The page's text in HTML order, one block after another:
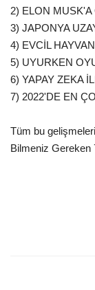
İş İlanları
Seri İlanlar
İngiltere
Videolar
2) ELON MUSK'A
3) JAPONYA
4) EVCİL
5) UYURKEN
6) YAPAY ZEKA
7) 2022'DE EN
Tüm bu
Bilmeniz Gereken